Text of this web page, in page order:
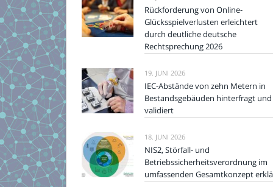
Rückforderung von Online-
Glücksspielverlusten erleichtert
durch deutliche deutsche
Rechtsprechung 2026
19. JUNI 2026
IEC-Abstände von zehn Metern in
Bestandsgebäuden hinterfragt und
validiert
18. JUNI 2026
NIS2, Störfall- und
Betriebssicherheitsverordnung im
umfassenden Gesamtkonzept